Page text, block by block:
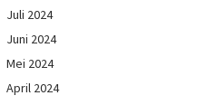
Juli 2024
Juni 2024
Mei 2024
April 2024